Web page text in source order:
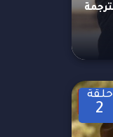
حلقة
2